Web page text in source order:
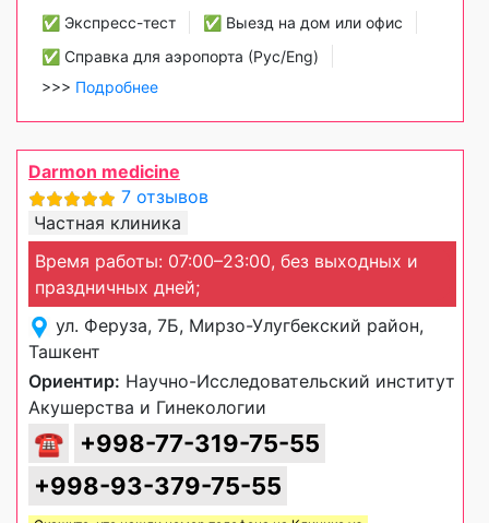
✅ Экспресс-тест
✅ Выезд на дом или офис
✅ Справка для аэропорта (Рус/Eng)
>>> Подробнее
Darmon medicine
7 отзывов
Частная клиника
Время работы: 07:00–23:00, без выходных и
праздничных дней;
ул. Феруза, 7Б, Мирзо-Улугбекский район,
Ташкент
Ориентир: Научно-Исследовательский институт
Акушерства и Гинекологии
☎
+998-77-319-75-55
+998-93-379-75-55